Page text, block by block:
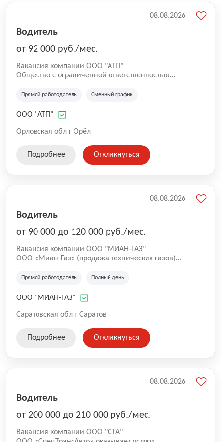
Водитель
от 92 000 руб./мес.
Вакансия компании ООО "АТП"
Общество с ограниченной ответственностью
создано в июне 2024 года с целью удовлетворения
межмуниципальных пассажирских перевозках, а
качества оказываемых услуг. В настоящее время
работой более 168 человек. В ООО «АТП»
осуществляют свою деятельность три автоколонны:
Прямой работодатель Сменный график
ООО "АТП"
Орловская обл г Орёл
08.08.2026
Подробнее Откликнуться
Водитель
от 90 000 до 120 000 руб./мес.
Вакансия компании ООО "МИАН-ГАЗ"
ООО «Миан-Газ» (продажа технических газов)
Прямой работодатель Полный день
ООО "МИАН-ГАЗ"
Саратовская обл г Саратов
08.08.2026
Подробнее Откликнуться
Водитель
от 200 000 до 210 000 руб./мес.
Вакансия компании ООО "СТА"
08.08.2026